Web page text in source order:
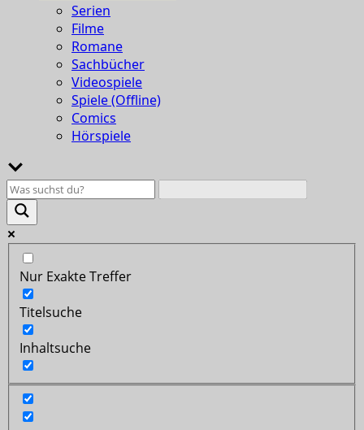
Serien
Filme
Romane
Sachbücher
Videospiele
Spiele (Offline)
Comics
Hörspiele
Nur Exakte Treffer
Titelsuche
Inhaltsuche